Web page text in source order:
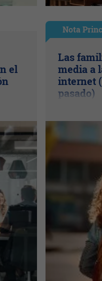
el
Nota
Las
media a
internet
pasado)